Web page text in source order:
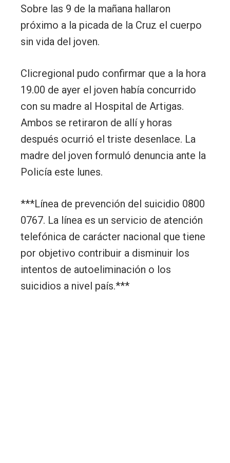
Sobre las 9 de la mañana hallaron
próximo a la picada de la Cruz el cuerpo
sin vida del joven.
Clicregional pudo confirmar que a la hora
19.00 de ayer el joven había concurrido
con su madre al Hospital de Artigas.
Ambos se retiraron de allí y horas
después ocurrió el triste desenlace. La
madre del joven formuló denuncia ante la
Policía este lunes.
***Línea de prevención del suicidio 0800
0767. La línea es un servicio de atención
telefónica de carácter nacional que tiene
por objetivo contribuir a disminuir los
intentos de autoeliminación o los
suicidios a nivel país.***